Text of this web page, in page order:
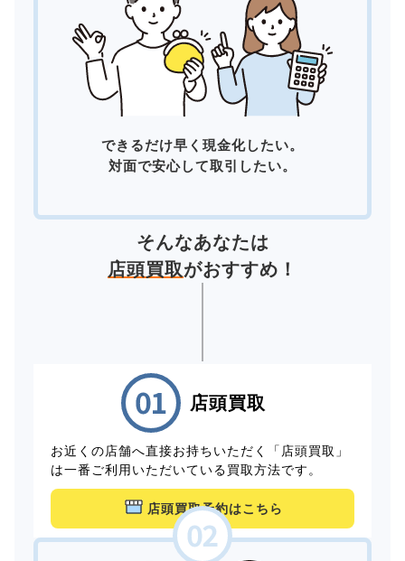
できるだけ早く現金化したい。
対面で安心して取引したい。
そんなあなたは
店頭買取がおすすめ！
店頭買取
お近くの店舗へ直接お持ちいただく「店頭買取」
は一番ご利用いただいている買取方法です。
店頭買取予約はこちら